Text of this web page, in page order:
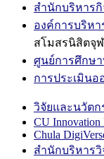
สำนักบริหาร
องค์การบริห
สโมสรนิสิตจุ
ศูนย์การศึกษา
การประเมินอ
วิจัยและนวัตก
CU Innovation
Chula
สำนักบริหารวิ